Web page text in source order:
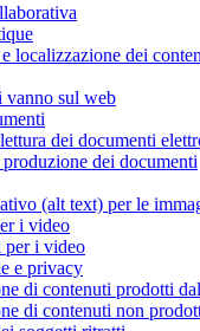
localizzazione dei
vanno sul web
dei documenti
dei documenti
(alt text) per le
i video
per i video
e privacy
di contenuti prodotti
di contenuti non